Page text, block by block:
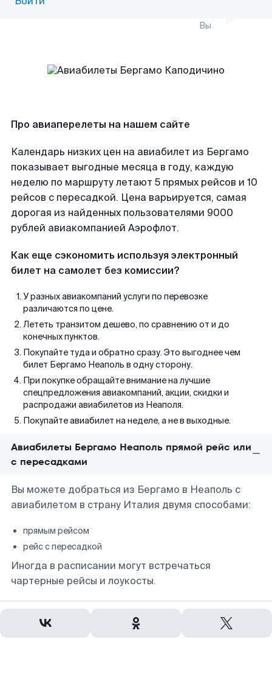
Вы
Про авиаперелеты на нашем сайте
Календарь низких цен на авиабилет из Бергамо
показывает выгодные месяца в году, каждую
неделю по маршруту летают 5 прямых рейсов и 10
рейсов с пересадкой. Цена варьируется, самая
дорогая из найденных пользователями 9000
рублей авиакомпанией Аэрофлот.
Как еще сэкономить используя электронный
билет на самолет без комиссии?
У разных авиакомпаний услуги по перевозке
различаются по цене.
Лететь транзитом дешево, по сравнению от и до
конечных пунктов.
Покупайте туда и обратно сразу. Это выгоднее чем
билет Бергамо Неаполь в одну сторону.
При покупке обращайте внимание на лучшие
спецпредложения авиакомпаний, акции, скидки и
распродажи авиабилетов из Неаполя.
Покупайте авиабилет на неделе, а не в выходные.
Авиабилеты Бергамо Неаполь прямой рейс или
с пересадками
Вы можете добраться из Бергамо в Неаполь с
авиабилетом в страну Италия двумя способами:
прямым рейсом
рейс с пересадкой
Иногда в расписании могут встречаться
чартерные рейсы и лоукосты.